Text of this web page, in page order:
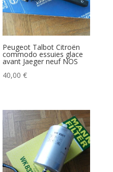
Peugeot Talbot Citroën
commodo essuies glace
avant Jaeger neuf NOS
40,00€